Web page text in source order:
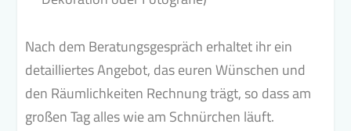
Nach dem Beratungsgespräch erhaltet ihr ein
detailliertes Angebot, das euren Wünschen und
den Räumlichkeiten Rechnung trägt, so dass am
großen Tag alles wie am Schnürchen läuft.